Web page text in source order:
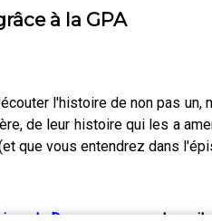
à la GPA
l'histoire de non pas un,
de leur histoire qui les a
que vous entendrez dans